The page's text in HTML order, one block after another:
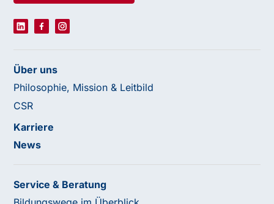
Über uns
Philosophie, Mission & Leitbild
CSR
Karriere
News
Service & Beratung